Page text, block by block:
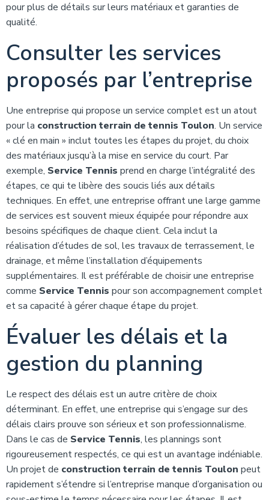
pour plus de détails sur leurs matériaux et garanties de
qualité.
Consulter les services
proposés par l’entreprise
Une entreprise qui propose un service complet est un atout
pour la construction terrain de tennis Toulon. Un service
« clé en main » inclut toutes les étapes du projet, du choix
des matériaux jusqu’à la mise en service du court. Par
exemple, Service Tennis prend en charge l’intégralité des
étapes, ce qui te libère des soucis liés aux détails
techniques. En effet, une entreprise offrant une large gamme
de services est souvent mieux équipée pour répondre aux
besoins spécifiques de chaque client. Cela inclut la
réalisation d’études de sol, les travaux de terrassement, le
drainage, et même l’installation d’équipements
supplémentaires. Il est préférable de choisir une entreprise
comme Service Tennis pour son accompagnement complet
et sa capacité à gérer chaque étape du projet.
Évaluer les délais et la
gestion du planning
Le respect des délais est un autre critère de choix
déterminant. En effet, une entreprise qui s’engage sur des
délais clairs prouve son sérieux et son professionnalisme.
Dans le cas de Service Tennis, les plannings sont
rigoureusement respectés, ce qui est un avantage indéniable.
Un projet de construction terrain de tennis Toulon peut
rapidement s’étendre si l’entreprise manque d’organisation ou